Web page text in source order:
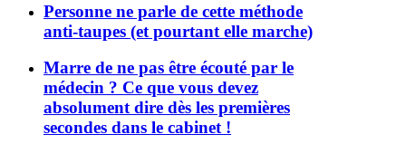
Personne ne parle de cette méthode
anti-taupes (et pourtant elle marche)
Marre de ne pas être écouté par le
médecin ? Ce que vous devez
absolument dire dès les premières
secondes dans le cabinet !